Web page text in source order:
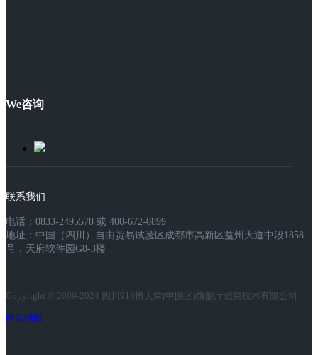
We咨询
联系我们
电话：0833-2495578 或 400-672-0899
地址：中国（四川）自由贸易试验区成都市高新区益州大道中段1858
号，天府软件园G8-3楼
Copyright © 2009-2024 四川918博天堂(中国区)旗舰厅信息技术有限公司
网站地图